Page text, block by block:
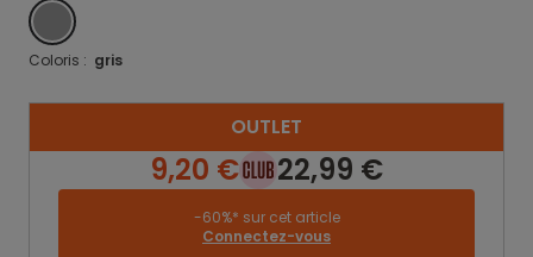
GRIS
Coloris : gris
OUTLET
9,20 € 22,99 €
-60%* sur cet article
Connectez-vous